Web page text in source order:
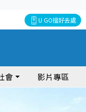
U GO搵好去處
會 影片專區